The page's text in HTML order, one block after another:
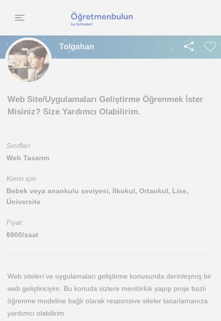
Tolgahan
Web Site/Uygulamaları Geliştirme Öğrenmek İster
Misiniz? Size Yardımcı Olabilirim.
Sınıfları
Web Tasarim
Kimin için
Bebek veya anaokulu seviyesi, İlkokul, Ortaokul, Lise,
Üniversite
Fiyat
₺900/saat
Web siteleri ve uygulamaları geliştirme konusunda derinleşmiş bir
web geliştiriciyim. Bu konuda sizlere mentörlük yapıp proje bazlı
öğrenme modeline bağlı olarak responsive siteler tasarlamanıza
yardımcı olabilirim.